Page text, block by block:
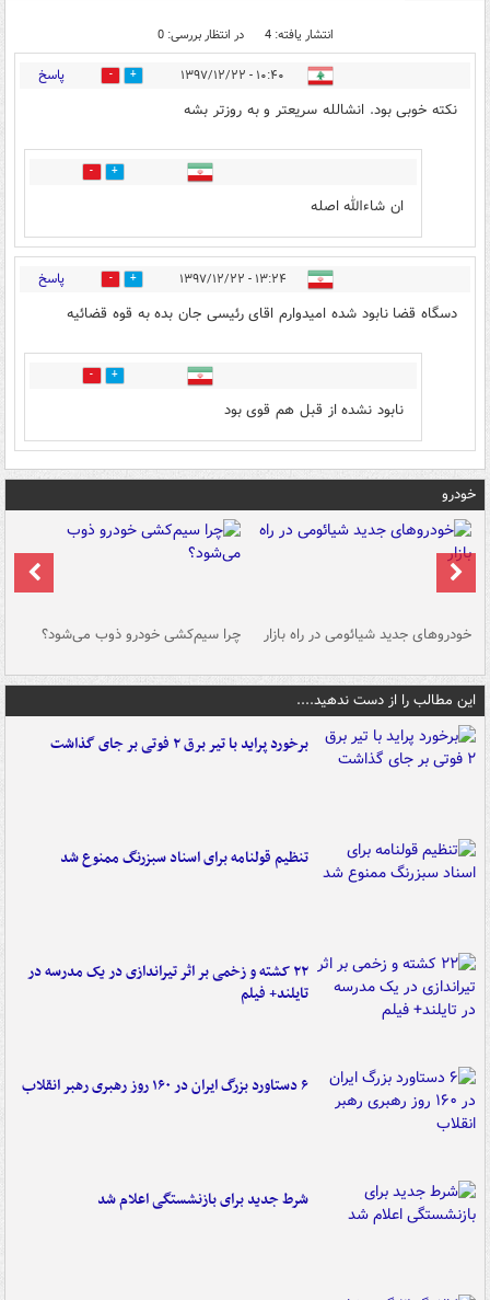
انتشار یافته: 4 در انتظار بررسی: 0
۱۰:۴۰ - ۱۳۹۷/۱۲/۲۲ 22 پاسخ
نکته خوبی بود. انشالله سریعتر و به روزتر بشه
0
ان شاءالله اصله
۱۳:۲۴ - ۱۳۹۷/۱۲/۲۲ 4 پاسخ
دسگاه قضا نابود شده امیدوارم اقای رئیسی جان بده به قوه قضائیه
0
نابود نشده از قبل هم قوی بود
خودرو
خودروهای جدید شیائومی در راه بازار چرا سیم‌کشی خودرو ذوب می‌شود؟
این مطالب را از دست ندهید....
برخورد پراید با تیر برق ۲ فوتی بر جای گذاشت
تنظیم قولنامه برای اسناد سبزرنگ ممنوع شد
۲۲ کشته و زخمی بر اثر تیراندازی در یک مدرسه در
تایلند+ فیلم
۶ دستاورد بزرگ ایران در ۱۶۰ روز رهبری رهبر انقلاب
شرط جدید برای بازنشستگی اعلام شد